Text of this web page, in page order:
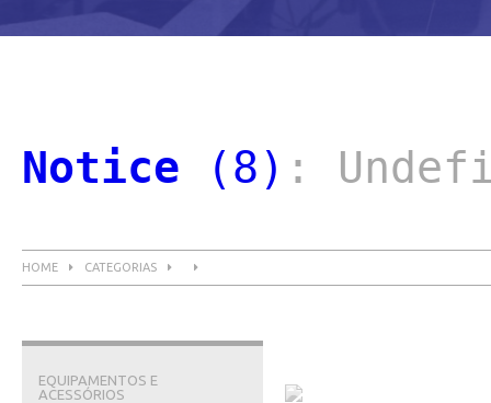
Notice (8) :
HOME CATEGORIAS
EQUIPAMENTOS E
ACESSÓRIOS